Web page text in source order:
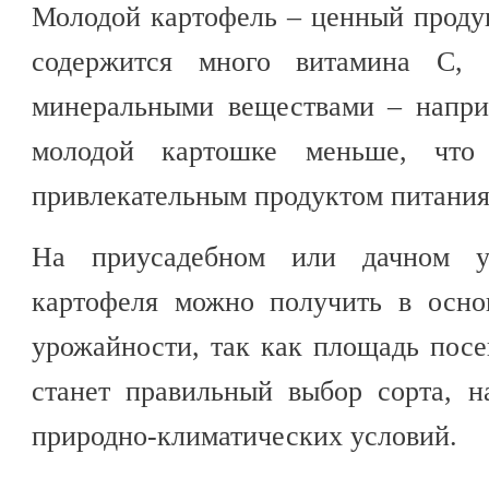
Молодой картофель – ценный
содержится много витамина С,
минеральными веществами –
молодой картошке меньше,
привлекательным продуктом
На приусадебном или дачном
картофеля можно получить в
урожайности, так как площадь
станет правильный выбор сорта,
природно-климатических условий.